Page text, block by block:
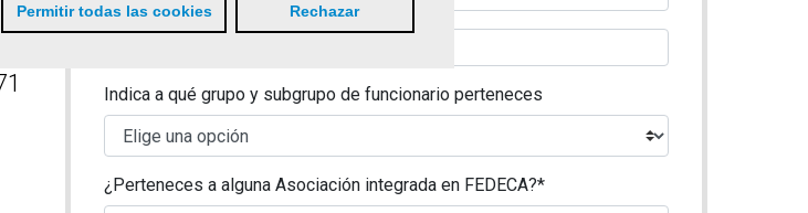
Permitir todas las cookies Rechazar
de
Puesto de trabajo*
Indica a qué grupo y subgrupo de funcionario perteneces
¿Perteneces a alguna Asociación integrada en FEDECA?*